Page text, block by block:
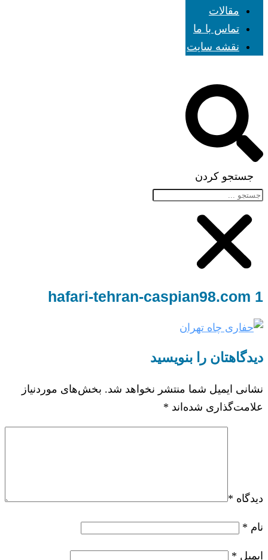
مقالات
تماس با ما
نقشه سایت
جستجو کردن
hafari-tehran-caspian98.com 1
دیدگاهتان را بنویسید
نشانی ایمیل شما منتشر نخواهد شد. بخش‌های موردنیاز
علامت‌گذاری شده‌اند *
دیدگاه *
نام *
ایمیل *